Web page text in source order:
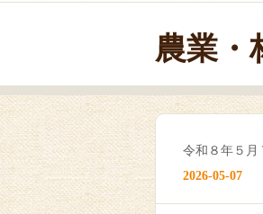
国民年金
証明
災害支援関連
移住・定住
実施計画について
業
地域包括支援セン
ふるさと納税 (ふ
入札情報
施設情報
農業・
令和８年５月
2026-05-07